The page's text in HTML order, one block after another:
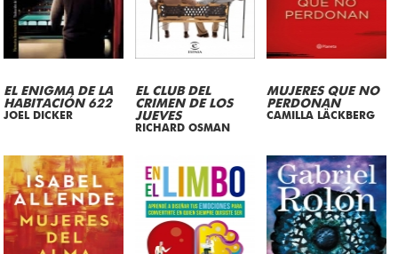
EL ENIGMA DE LA
HABITACIÓN 622
JOEL DICKER
EL CLUB DEL
CRIMEN DE LOS
JUEVES
RICHARD OSMAN
MUJERES QUE NO
PERDONAN
CAMILLA LÄCKBERG